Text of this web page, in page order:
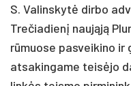
S. Va­lins­kytė dir­bo
Tre­čia­dienį naująją
rūmuo­se pa­svei­ki­no
at­sa­kin­ga­me teisė­jo